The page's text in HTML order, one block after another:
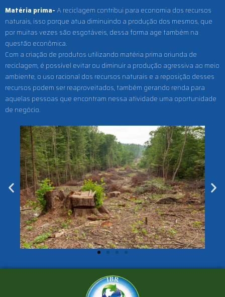
Matéria prima-A reciclagem contribui para economia dos recursos
naturais, isso porque atua diminuindo a produção dos mesmos, que
por muitas vezes são esgotáveis, dessa forma age também na
questão econômica.
Com a criação de produtos utilizando matéria prima oriunda de
reciclagem, é possível evitar ou diminuir a produção agressiva ao meio
ambiente, o uso racional dos recursos naturais e a reposição desses
recursos podem ser reaproveitados, também gerando renda para
aquelas pessoas que encontram nessa atividade uma oportunidade
de negócio.